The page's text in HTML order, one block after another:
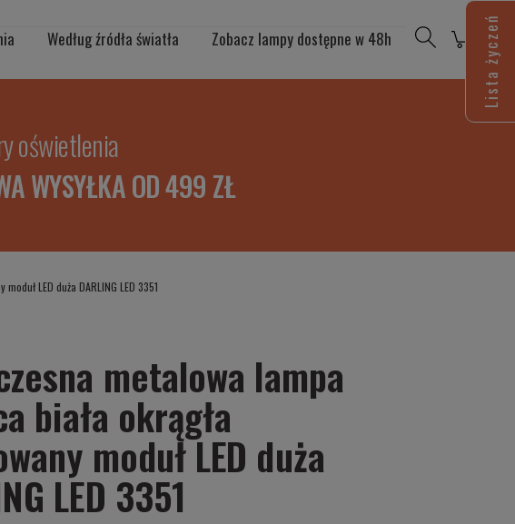
Według źródła światła Zobacz lampy dostępne w 48h
oświetlenia
WYSYŁKA OD 499 ZŁ
LED duża DARLING LED 3351
metalowa lampa
biała okrągła
moduł LED duża
LED 3351
Lista życzeń